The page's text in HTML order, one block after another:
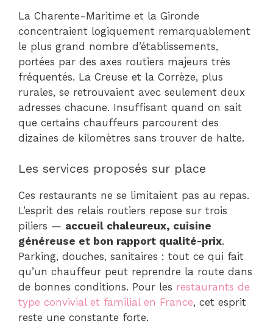
La Charente-Maritime et la Gironde
concentraient logiquement remarquablement
le plus grand nombre d’établissements,
portées par des axes routiers majeurs très
fréquentés. La Creuse et la Corrèze, plus
rurales, se retrouvaient avec seulement deux
adresses chacune. Insuffisant quand on sait
que certains chauffeurs parcourent des
dizaines de kilomètres sans trouver de halte.
Les services proposés sur place
Ces restaurants ne se limitaient pas au repas.
L’esprit des relais routiers repose sur trois
piliers — accueil chaleureux, cuisine
généreuse et bon rapport qualité-prix.
Parking, douches, sanitaires : tout ce qui fait
qu’un chauffeur peut reprendre la route dans
de bonnes conditions. Pour les restaurants de
type convivial et familial en France, cet esprit
reste une constante forte.